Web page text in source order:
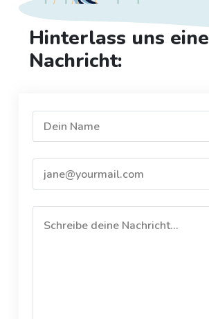
Hinterlass uns eine
Nachricht: